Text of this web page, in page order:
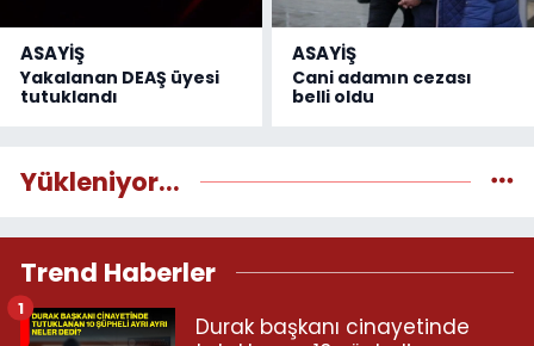
ASAYİŞ
Yakalanan DEAŞ üyesi
tutuklandı
ASAYİŞ
Cani adamın cezası
belli oldu
Yükleniyor...
Trend Haberler
Durak başkanı cinayetinde
1